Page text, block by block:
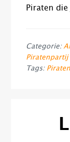
Piraten die
Categorie:
Piratenpartij
Tags: